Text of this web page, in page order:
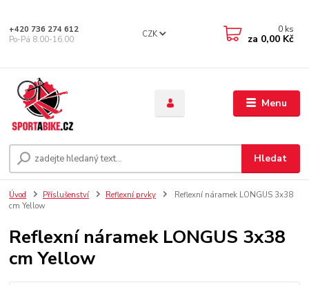
Menu
CZK
Hledat
+420 736 274 612
Po-Pá 8.00-16.00
0 ks
za 0,00 Kč
Úvod Příslušenství Reflexní prvky
Reflexní náramek LONGUS 3x38
cm Yellow
Reflexní náramek LONGUS 3x38
cm Yellow